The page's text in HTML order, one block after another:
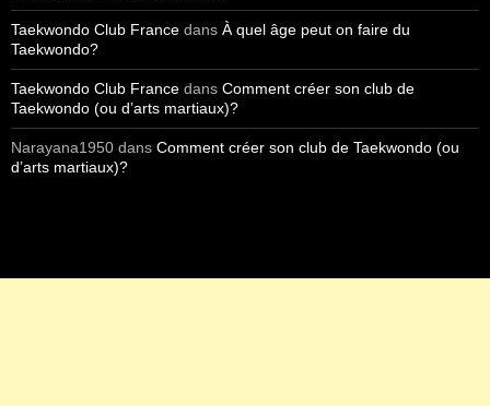
Taekwondo Club France dans À quel âge peut on faire du
Taekwondo?
Taekwondo Club France dans Comment créer son club de
Taekwondo (ou d’arts martiaux)?
Narayana1950 dans Comment créer son club de Taekwondo (ou
d’arts martiaux)?